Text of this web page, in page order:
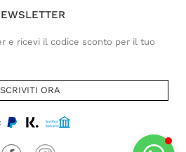
e ricevi il codice sconto per il tuo
ORA